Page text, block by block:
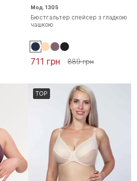
Мод. 1305
Бюстгальтер спейсер з гладкою
чашкою
711 грн 889 грн
TOP